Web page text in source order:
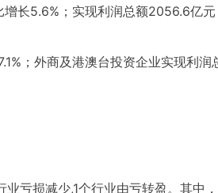
长5.6%；实现利润总额2056.6亿元
；外商及港澳台投资企业实现利
亏损减少,1个行业由亏转盈。其中